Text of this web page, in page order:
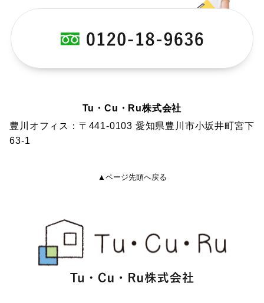
Tu・Cu・Ru株式会社
豊川オフィス：〒441-0103 愛知県豊川市小坂井町宮下
63-1
▲ページ先頭へ戻る